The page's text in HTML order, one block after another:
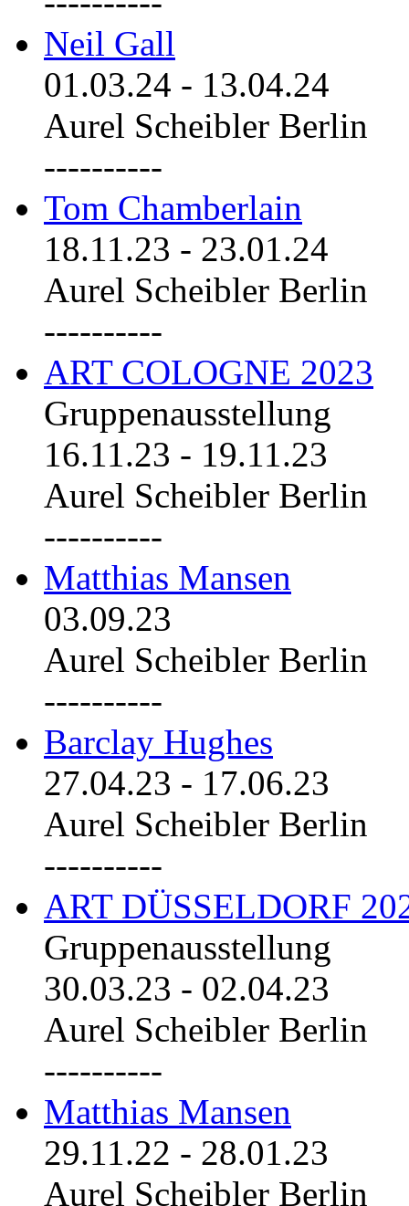
Neil Gall
01.03.24 - 13.04.24
Aurel Scheibler Berlin
----------
Tom Chamberlain
18.11.23 - 23.01.24
Aurel Scheibler Berlin
----------
ART COLOGNE 2023
Gruppenausstellung
16.11.23 - 19.11.23
Aurel Scheibler Berlin
----------
Matthias Mansen
03.09.23
Aurel Scheibler Berlin
----------
Barclay Hughes
27.04.23 - 17.06.23
Aurel Scheibler Berlin
----------
ART DÜSSELDORF
Gruppenausstellung
30.03.23 - 02.04.23
Aurel Scheibler Berlin
----------
Matthias Mansen
29.11.22 - 28.01.23
Aurel Scheibler Berlin